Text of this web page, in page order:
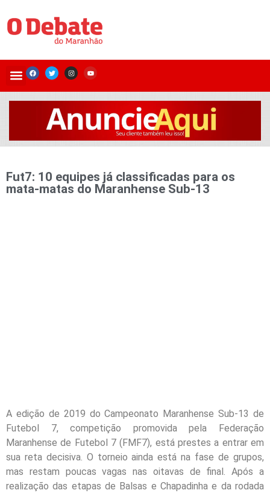
Fut7: 10 equipes já classificadas para os
mata-matas do Maranhense Sub-13
A edição de 2019 do Campeonato Maranhense Sub-13 de
Futebol 7, competição promovida pela Federação
Maranhense de Futebol 7 (FMF7), está prestes a entrar em
sua reta decisiva. O torneio ainda está na fase de grupos,
mas restam poucas vagas nas oitavas de final. Após a
realização das etapas de Balsas e Chapadinha e da rodada